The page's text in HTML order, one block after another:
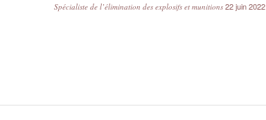
Spécialiste de l’élimination des explosifs et munitions 22 juin 2022